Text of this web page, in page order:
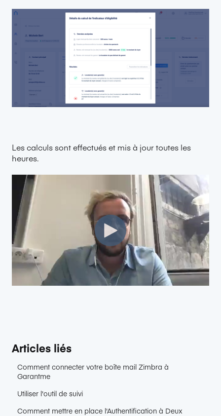
Les calculs sont effectués et mis à jour toutes les
heures.
Articles liés
Comment connecter votre boîte mail Zimbra à
Garantme
Utiliser l'outil de suivi
Comment mettre en place l'Authentification à Deux